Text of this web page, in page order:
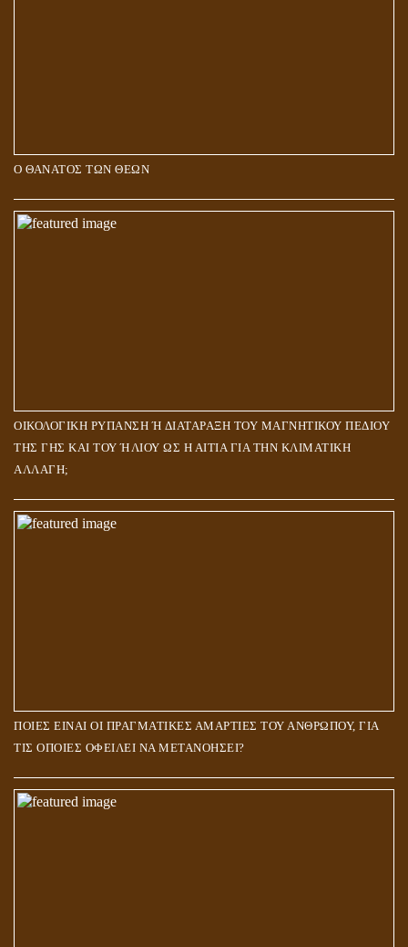
Ο ΘΑΝΑΤΟΣ ΤΩΝ ΘΕΩΝ
ΟΙΚΟΛΟΓΙΚΗ ΡΥΠΑΝΣΗ Ή ΔΙΑΤΑΡΑΞΗ ΤΟΥ ΜΑΓΝΗΤΙΚΟΥ ΠΕΔΙΟΥ
ΤΗΣ ΓΗΣ ΚΑΙ ΤΟΥ ΉΛΙΟΥ ΩΣ Η ΑΙΤΙΑ ΓΙΑ ΤΗΝ ΚΛΙΜΑΤΙΚΗ
ΑΛΛΑΓΗ;
ΠΟΙΕΣ ΕΙΝΑΙ ΟΙ ΠΡΑΓΜΑΤΙΚΕΣ ΑΜΑΡΤΙΕΣ ΤΟΥ ΑΝΘΡΩΠΟΥ, ΓΙΑ
ΤΙΣ ΟΠΟΙΕΣ ΟΦΕΙΛΕΙ ΝΑ ΜΕΤΑΝΟΗΣΕΙ?